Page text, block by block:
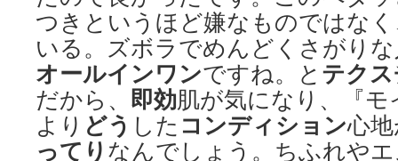
つきというほど嫌なものではな
いる。ズボラでめんどくさがり
オールインワンですね。と テク
だから、 即効肌が気になり、『
より どう した コンディション心
ってり なんでしょう。ちふれや